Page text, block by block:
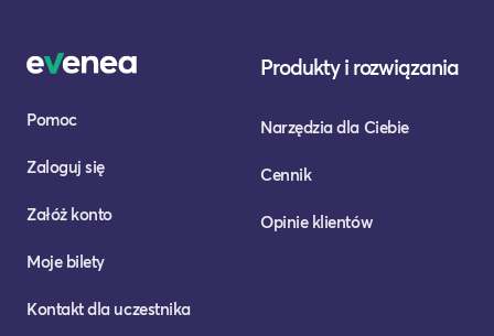
Pomoc
Zaloguj się
Załóż konto
Moje bilety
Kontakt dla uczestnika
Produkty i rozwiązania
Narzędzia dla Ciebie
Cennik
Opinie klientów